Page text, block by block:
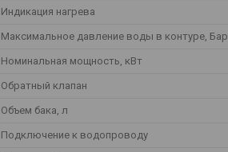
Индикация нагрева
Максимальное давление воды в контуре, Бар
Номинальная мощность, кВт
Обратный клапан
Объем бака, л
Подключение к водопроводу